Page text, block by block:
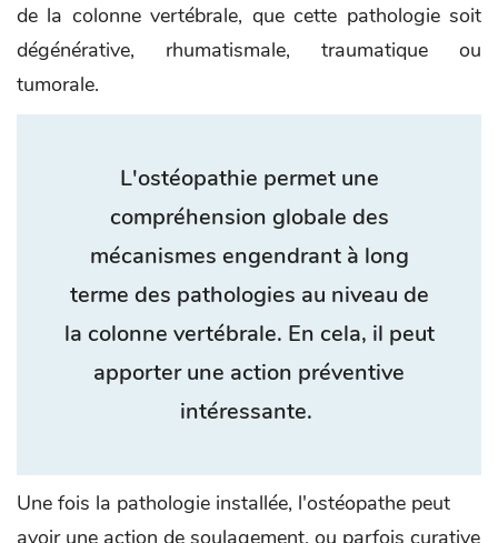
de la colonne vertébrale, que cette pathologie soit
dégénérative, rhumatismale, traumatique ou
tumorale.
L'ostéopathie permet une
compréhension globale des
mécanismes engendrant à long
terme des pathologies au niveau de
la colonne vertébrale. En cela, il peut
apporter une action préventive
intéressante.
Une fois la pathologie installée, l'ostéopathe peut
avoir une action de soulagement, ou parfois curative